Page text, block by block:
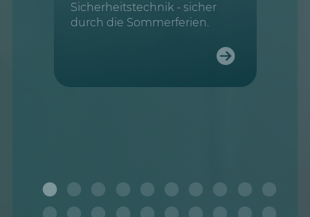
Sicherheitstechnik - sicher
durch die Sommerferien.